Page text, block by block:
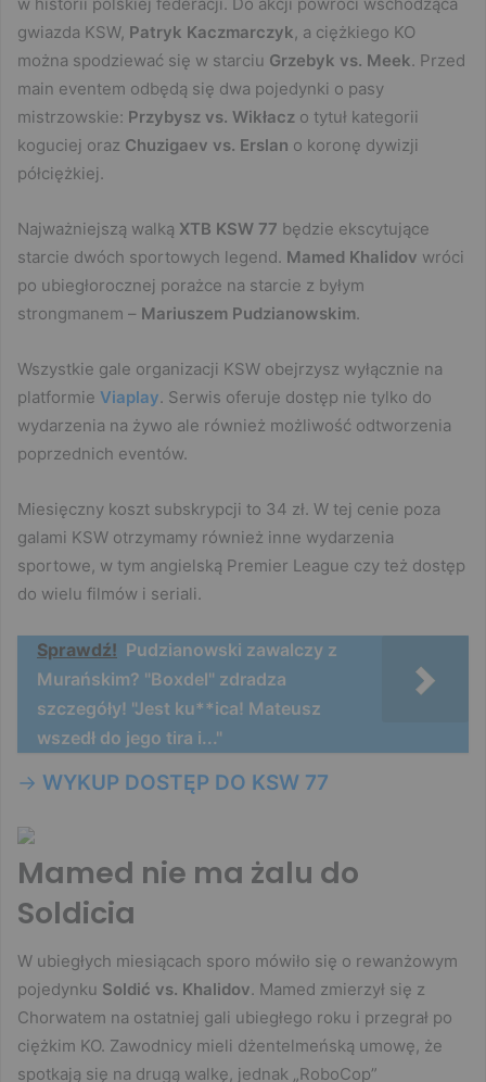
gwiazda KSW, Patryk Kaczmarczyk, a ciężkiego KO
można spodziewać się w starciu Grzebyk vs. Meek. Przed
main eventem odbędą się dwa pojedynki o pasy
mistrzowskie: Przybysz vs. Wikłacz o tytuł kategorii
koguciej oraz Chuzigaev vs. Erslan o koronę dywizji
półciężkiej.
Najważniejszą walką XTB KSW 77 będzie ekscytujące
starcie dwóch sportowych legend. Mamed Khalidov wróci
po ubiegłorocznej porażce na starcie z byłym
strongmanem – Mariuszem Pudzianowskim.
Wszystkie gale organizacji KSW obejrzysz wyłącznie na
platformie Viaplay. Serwis oferuje dostęp nie tylko do
wydarzenia na żywo ale również możliwość odtworzenia
poprzednich eventów.
Miesięczny koszt subskrypcji to 34 zł. W tej cenie poza
galami KSW otrzymamy również inne wydarzenia
sportowe, w tym angielską Premier League czy też dostęp
do wielu filmów i seriali.
Sprawdź! Pudzianowski zawalczy z
Murańskim? "Boxdel" zdradza
szczegóły! "Jest ku**ica! Mateusz
wszedł do jego tira i..."
-> WYKUP DOSTĘP DO KSW 77
Mamed nie ma żalu do
Soldicia
W ubiegłych miesiącach sporo mówiło się o rewanżowym
pojedynku Soldić vs. Khalidov. Mamed zmierzył się z
Chorwatem na ostatniej gali ubiegłego roku i przegrał po
ciężkim KO. Zawodnicy mieli dżentelmeńską umowę, że
spotkają się na drugą walkę, jednak „RoboCop”